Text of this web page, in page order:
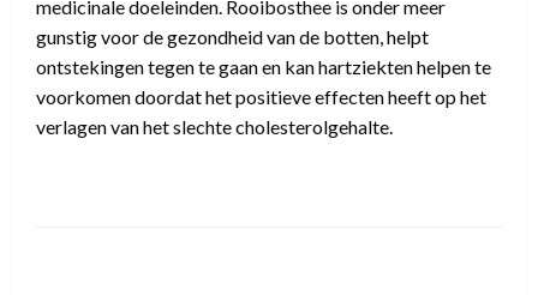
medicinale doeleinden. Rooibosthee is onder meer
gunstig voor de gezondheid van de botten, helpt
ontstekingen tegen te gaan en kan hartziekten helpen te
voorkomen doordat het positieve effecten heeft op het
verlagen van het slechte cholesterolgehalte.